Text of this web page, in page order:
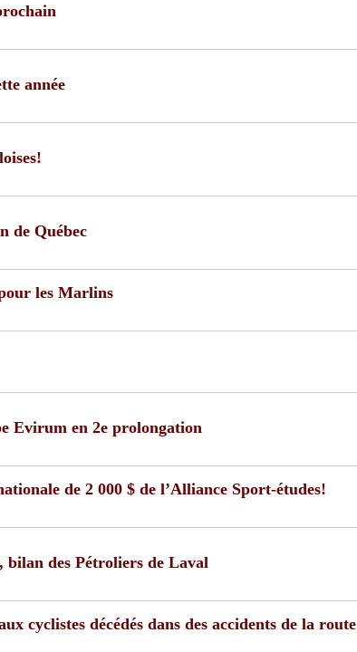
année
de Québec
les Marlins
Evirum en 2e prolongation
de 2 000 $ de l’Alliance Sport-études!
bilan des Pétroliers de Laval
cyclistes décédés dans des accidents de la route